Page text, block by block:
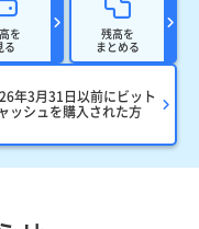
を
る
残高を
まとめる
年3月31日以前にビット
ッシュを購入された方